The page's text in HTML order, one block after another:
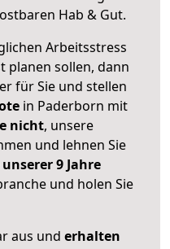
Hab & Gut.
Arbeitsstress
planen sollen, dann
für Sie und stellen
in Paderborn mit
nicht, unsere
und lehnen Sie
9 Jahre
und holen Sie
aus und erhalten